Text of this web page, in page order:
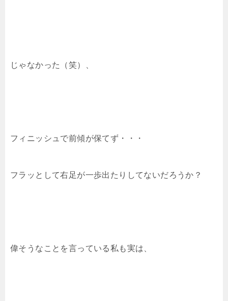
じゃなかった（笑）、
フィニッシュで前傾が保てず・・・
フラッとして右足が一歩出たりしてないだろうか？
偉そうなことを言っている私も実は、